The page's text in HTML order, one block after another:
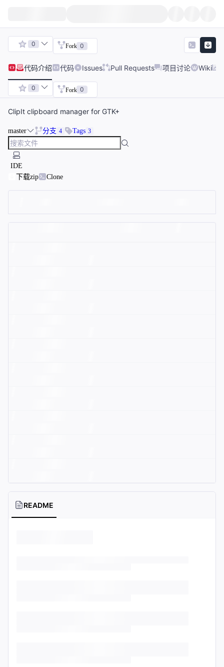
0 Fork 0
代码介绍 代码 Issues Pull Requests 项目讨论 Wiki
0 Fork 0
ClipIt clipboard manager for GTK+
master 分支 4 Tags 3
IDE
下载zip
Clone
README